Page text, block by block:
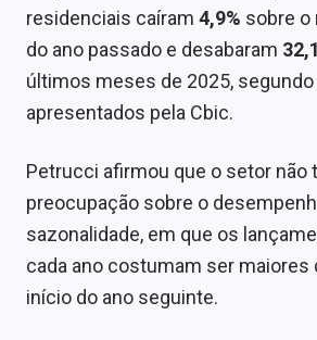
residenciais caíram 4,9% sobre o
do ano passado e desabaram
últimos meses de 2025, segundo
apresentados pela Cbic.
Petrucci afirmou que o setor não
preocupação sobre o
sazonalidade, em que os
cada ano costumam ser maiores
início do ano seguinte.